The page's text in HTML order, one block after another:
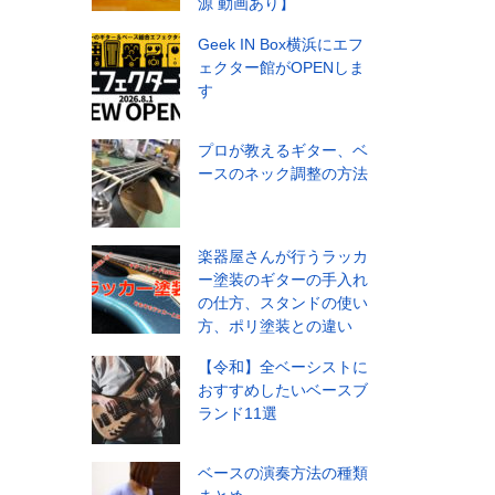
源 動画あり】
Geek IN Box横浜にエフ
ェクター館がOPENしま
す
プロが教えるギター、ベ
ースのネック調整の方法
楽器屋さんが行うラッカ
ー塗装のギターの手入れ
の仕方、スタンドの使い
方、ポリ塗装との違い
【令和】全ベーシストに
おすすめしたいベースブ
ランド11選
ベースの演奏方法の種類